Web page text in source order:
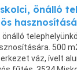
önálló
500
váz, ívelt